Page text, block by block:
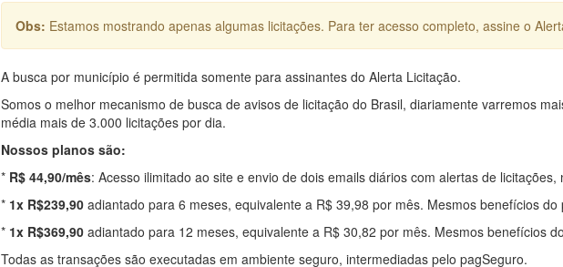
Obs: Estamos mostrando apenas algumas licitações. Para ter acesso completo, assine o
A busca por município é permitida somente para assinantes do Alerta Licitação.
Somos o melhor mecanismo de busca de avisos de licitação do Brasil, diariamente varremos
média mais de 3.000 licitações por dia.
Nossos planos são:
* R$ 44,90/mês: Acesso ilimitado ao site e envio de dois emails diários com alertas de
* 1x R$239,90 adiantado para 6 meses, equivalente a R$ 39,98 por mês. Mesmos benefícios
* 1x R$369,90 adiantado para 12 meses, equivalente a R$ 30,82 por mês. Mesmos benefícios
Todas as transações são executadas em ambiente seguro, intermediadas pelo pagSeguro.